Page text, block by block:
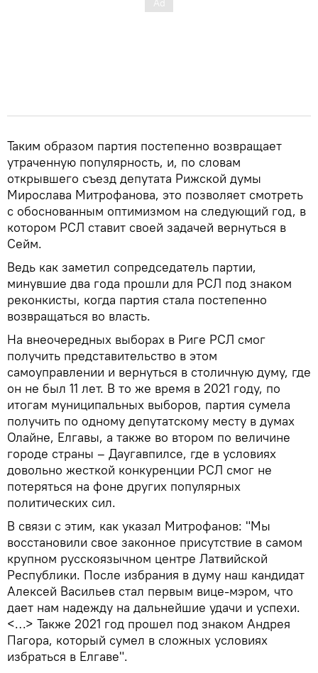
Таким образом партия постепенно возвращает
утраченную популярность, и, по словам
открывшего съезд депутата Рижской думы
Мирослава Митрофанова, это позволяет смотреть
с обоснованным оптимизмом на следующий год, в
котором РСЛ ставит своей задачей вернуться в
Сейм.
Ведь как заметил сопредседатель партии,
минувшие два года прошли для РСЛ под знаком
реконкисты, когда партия стала постепенно
возвращаться во власть.
На внеочередных выборах в Риге РСЛ смог
получить представительство в этом
самоуправлении и вернуться в столичную думу, где
он не был 11 лет. В то же время в 2021 году, по
итогам муниципальных выборов, партия сумела
получить по одному депутатскому месту в думах
Олайне, Елгавы, а также во втором по величине
городе страны – Даугавпилсе, где в условиях
довольно жесткой конкуренции РСЛ смог не
потеряться на фоне других популярных
политических сил.
В связи с этим, как указал Митрофанов: "Мы
восстановили свое законное присутствие в самом
крупном русскоязычном центре Латвийской
Республики. После избрания в думу наш кандидат
Алексей Васильев стал первым вице-мэром, что
дает нам надежду на дальнейшие удачи и успехи.
<…> Также 2021 год прошел под знаком Андрея
Пагора, который сумел в сложных условиях
избраться в Елгаве".